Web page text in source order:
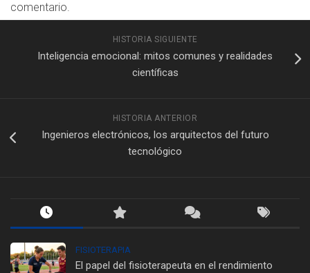
comentario.
HISTORIA SIGUIENTE
Inteligencia emocional: mitos comunes y realidades
científicas
HISTORIA ANTERIOR
Ingenieros electrónicos, los arquitectos del futuro
tecnológico
FISIOTERAPIA
El papel del fisioterapeuta en el rendimiento